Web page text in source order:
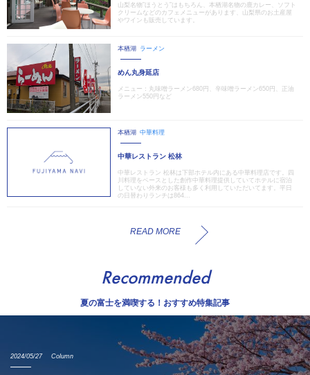
山梨名物”ほうとう”はもちろん、本栖湖名物の鹿カレー、ソフト
クリームなどのカフェメニューがあります、山梨県のお土産屋
やワインも販売しています。
本栖湖 ラーメン
めん丸身延店
メニュー：丸味噌ラーメン680円、辛味噌ラーメン650円、正油
ラーメン550円など
本栖湖 中華料理
中華レストラン 松林
中華レストラン 松林は下部ホテル内にある中華料理店です。四
川料理をベースとした創作中華料理提供していてホテルに宿泊
していない外来のお客様も多く利用していただいてます。平日
の日替わりランチは864...
READ MORE
Recommended
夏の富士を満喫する！おすすめ特集記事
2024/05/27 Column